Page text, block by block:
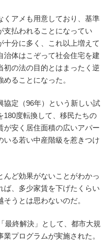
くアメも用意しており、基準
支払われることになってい
十分に多く、これ以上増えて
治体はこぞって社会住宅を建
初の法の目的とはまったく逆
ることになった。
協定（96年）という新しい試
180度転換して、移民たちの
が安く居住面積の広いアパー
いる若い中産階級を惹きつけ
んど効果がないことがわかっ
ば、多少家賃を下げたくらい
うとは思わないのだ。
最終解決」として、都市大規
プログラムが実施された。